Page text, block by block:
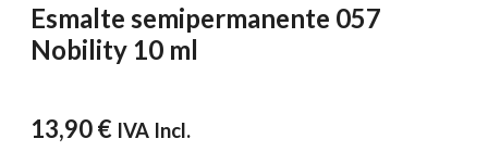
Esmalte semipermanente 057
Nobility 10 ml
13,90€ IVA Incl.